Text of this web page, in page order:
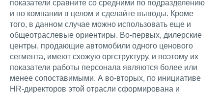
показатели сравните со средними по подразделению
и по компании в целом и сделайте выводы. Кроме
того, в данном случае можно использовать еще и
общеотраслевые ориентиры. Во-первых, дилерские
центры, продающие автомобили одного ценового
сегмента, имеют схожую оргструктуру, и поэтому их
показатели работы персонала являются более или
менее сопоставимыми. А во-вторых, по инициативе
HR-директоров этой отрасли сформирована и